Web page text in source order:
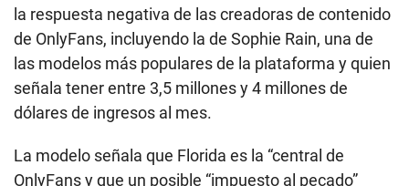
la respuesta negativa de las creadoras de contenido
de OnlyFans, incluyendo la de Sophie Rain, una de
las modelos más populares de la plataforma y quien
señala tener entre 3,5 millones y 4 millones de
dólares de ingresos al mes.
La modelo señala que Florida es la “central de
OnlyFans y que un posible “impuesto al pecado”